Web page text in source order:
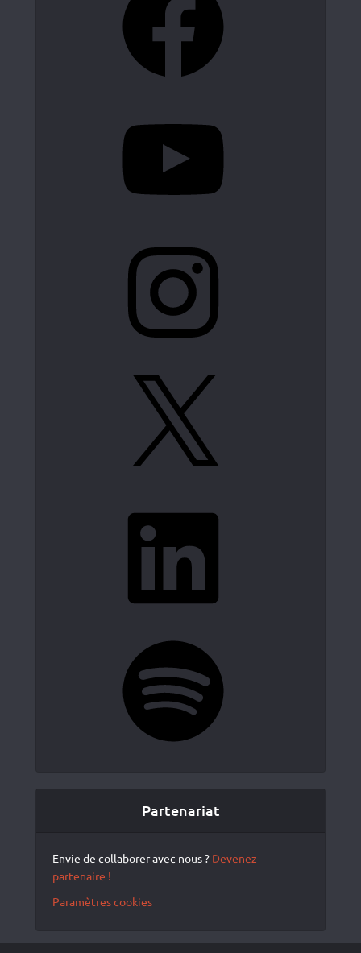
Partenariat
Envie de collaborer avec nous ? Devenez
partenaire !
Paramètres cookies